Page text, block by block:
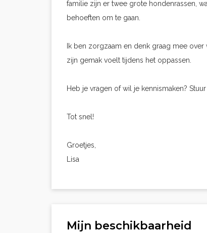
familie zijn er twee grote hondenrassen,
behoeften om te gaan.
Ik ben zorgzaam en denk graag mee
zijn gemak voelt tijdens het oppassen.
Heb je vragen of wil je kennismaken?
Tot snel!
Groetjes,
Lisa
Mijn beschikbaarheid